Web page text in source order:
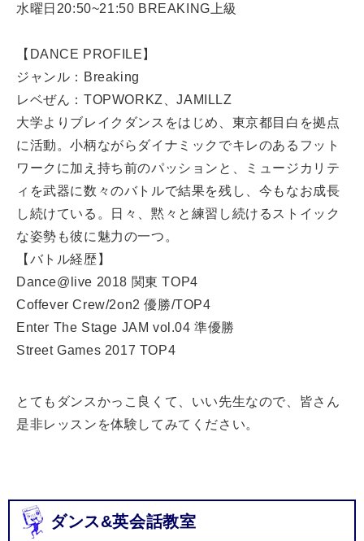
水曜日20:50~21:50 BREAKING上級
【DANCE PROFILE】
ジャンル：Breaking
レベぜん：TOPWORKZ、JAMILLZ
大学よりブレイクダンスをはじめ、東京都目白を拠点
に活動。小柄ながらダイナミックでキレのあるフット
ワークに加え持ち前のパッションと、ミュージカリテ
ィを武器に数々のバトルで結果を残し、今もなお成長
し続けている。日々、黙々と練習し続けるストイック
な姿勢も彼に魅力の一つ。
【バトル経歴】
Dance@live 2018 関東 TOP4
Coffever Crew/2on2 優勝/TOP4
Enter The Stage JAM vol.04 準優勝
Street Games 2017 TOP4
とてもダンスかっこ良くて、いい先生なので、皆さん
是非レッスンを体験してみてください。
ダンス&英会話教室